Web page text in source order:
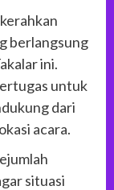
berlangsung
ini.
untuk
dari
acara.
situasi